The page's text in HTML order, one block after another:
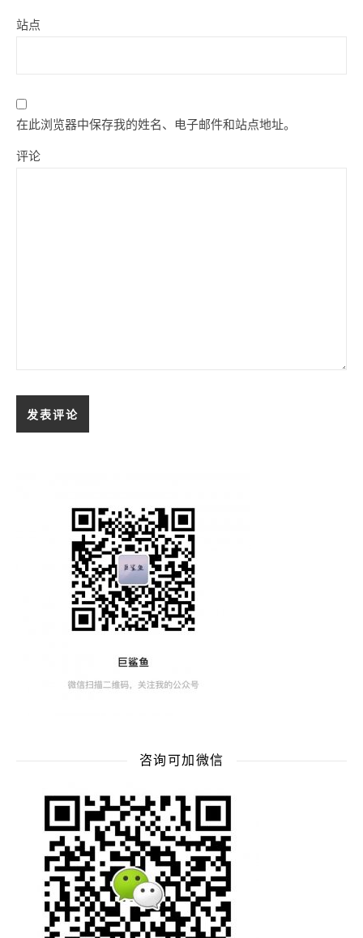
站点
在此浏览器中保存我的姓名、电子邮件和站点地址。
评论
咨询可加微信